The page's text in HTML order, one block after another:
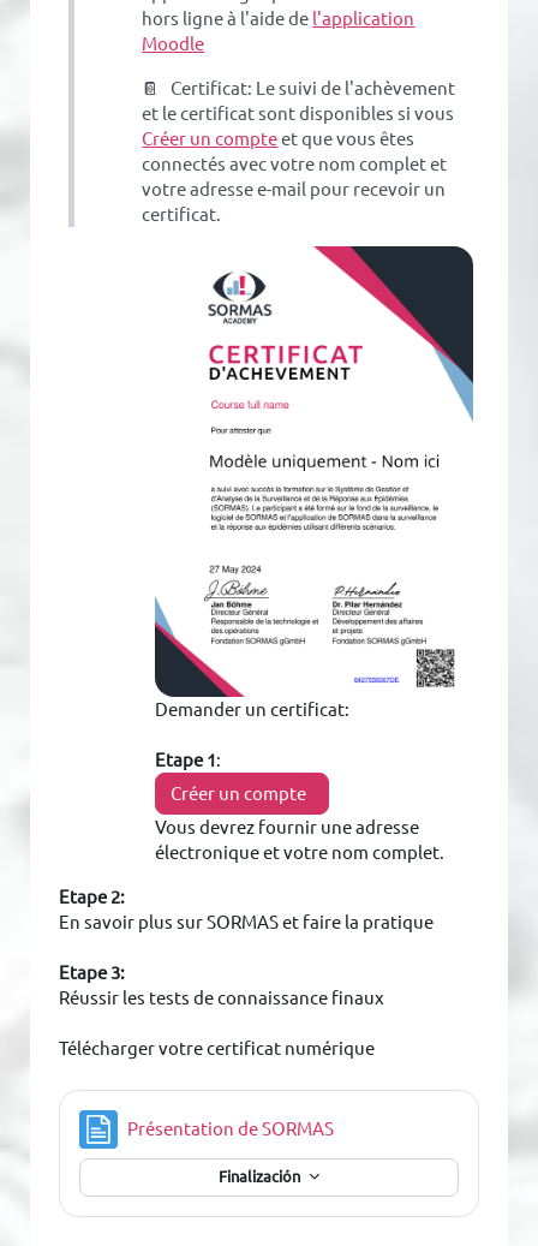
hors ligne à l'aide de l'application
Moodle
📔 Certificat: Le suivi de l'achèvement
et le certificat sont disponibles si vous
Créer un compteet que vous êtes
connectés avec votre nom complet et
votre adresse e-mail pour recevoir un
certificat.
Demander un certificat:
Etape 1:
Créer un compte
Vous devrez fournir une adresse
électronique et votre nom complet.
Etape 2:
En savoir plus sur SORMAS et faire la pratique
Etape 3:
Réussir les tests de connaissance finaux
Télécharger votre certificat numérique
Présentation de SORMASPágina
Finalización